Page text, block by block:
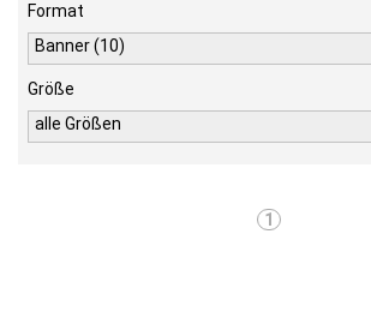
Format
Banner (10)
Größe
alle Größen
1